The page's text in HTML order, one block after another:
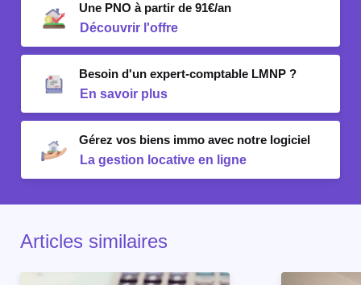
Une PNO à partir de 91€/an
Découvrir l'offre
Besoin d'un expert-comptable LMNP ?
En savoir plus
Gérez vos biens immo avec notre logiciel
La gestion locative en ligne
Articles similaires